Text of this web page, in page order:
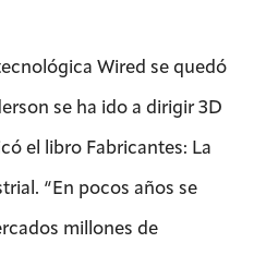
Wired se quedó
se ha ido a dirigir 3D
el libro Fabricantes: La
“En pocos años se
millones de